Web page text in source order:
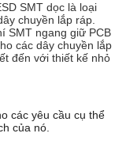
SMT dọc là loại
chuyền lắp ráp.
SMT ngang giữ PCB
các dây chuyền lắp
đến với thiết kế nhỏ
các yêu cầu cụ thể
của nó.